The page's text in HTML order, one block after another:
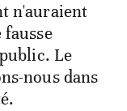
n'auraient
Le
nous dans